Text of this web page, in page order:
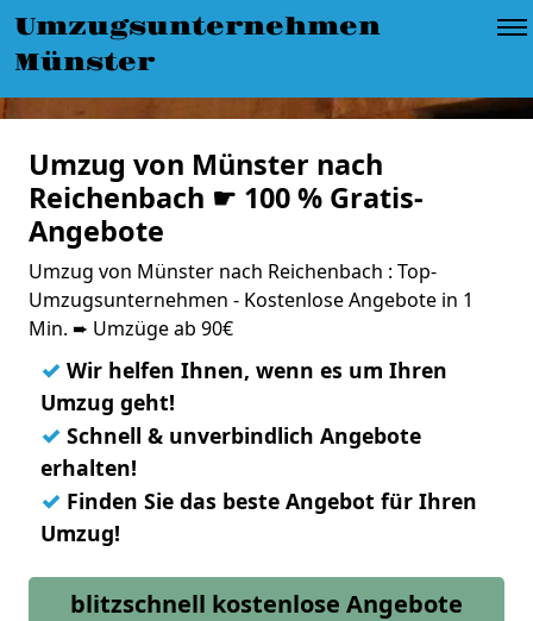
Umzugsunternehmen
Münster
Umzug von Münster nach
Reichenbach ☛ 100 % Gratis-
Angebote
Umzug von Münster nach Reichenbach : Top-
Umzugsunternehmen - Kostenlose Angebote in 1
Min. ➨ Umzüge ab 90€
✓ Wir helfen Ihnen, wenn es um Ihren
Umzug geht!
✓ Schnell & unverbindlich Angebote
erhalten!
✓ Finden Sie das beste Angebot für Ihren
Umzug!
blitzschnell kostenlose Angebote